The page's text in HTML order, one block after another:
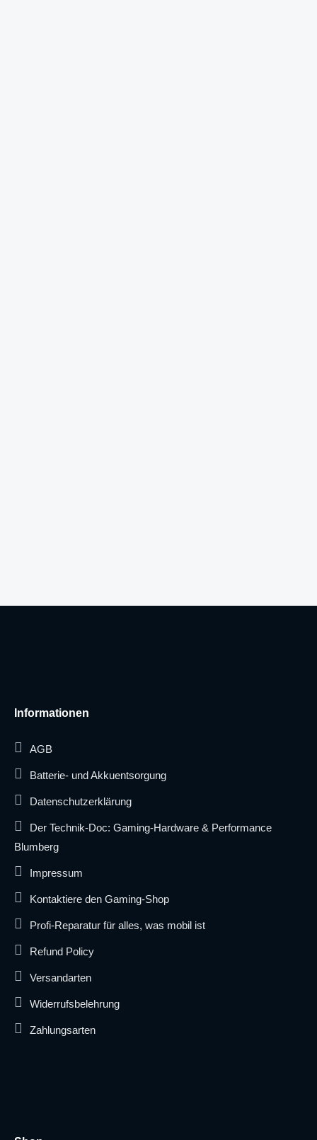
Informationen
AGB
Batterie- und Akkuentsorgung
Datenschutzerklärung
Der Technik-Doc: Gaming-Hardware & Performance
Blumberg
Impressum
Kontaktiere den Gaming-Shop
Profi-Reparatur für alles, was mobil ist
Refund Policy
Versandarten
Widerrufsbelehrung
Zahlungsarten